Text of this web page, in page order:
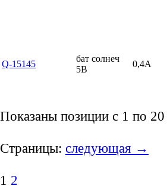
Q-15145
бат солнеч
5В
0,4А
Показаны позиции с 1 по
Страницы: следующая →
1 2